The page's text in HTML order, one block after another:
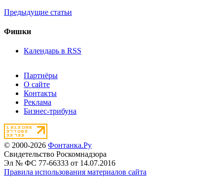
Предыдущие статьи
Фишки
Календарь в RSS
Партнёры
О сайте
Контакты
Реклама
Бизнес-трибуна
© 2000-2026 Фонтанка.Ру
Свидетельство Роскомнадзора
Эл № ФС 77-66333 от 14.07.2016
Правила использования материалов сайта